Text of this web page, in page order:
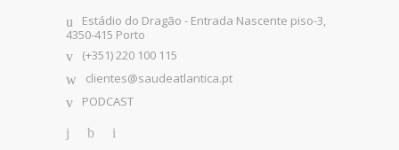
Estádio do Dragão - Entrada Nascente piso-3,
4350-415 Porto
(+351) 220 100 115
clientes@saudeatlantica.pt
PODCAST